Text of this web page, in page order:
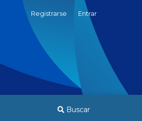
Buscar
Registrarse Entrar